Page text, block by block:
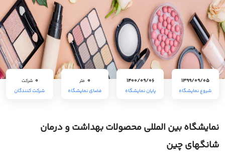
1399/09/05
شروع نمایشگاه
1400/09/06
پایان نمایشگاه
0 متر
فضای نمایشگاه
0 شرکت
شرکت کنندگان
نمایشگاه بین المللی محصولات بهداشت و درمان
شانگهای چین